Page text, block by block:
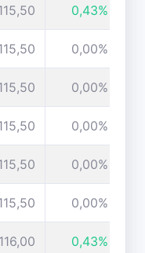
0,43%
0,00%
0,00%
0,00%
0,00%
0,00%
116,00 0,43%